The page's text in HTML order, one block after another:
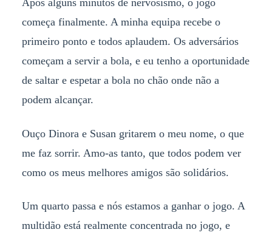
começa finalmente. A minha equipa recebe o
primeiro ponto e todos aplaudem. Os adversários
começam a servir a bola, e eu tenho a oportunidade
de saltar e espetar a bola no chão onde não a
podem alcançar.
Ouço Dinora e Susan gritarem o meu nome, o que
me faz sorrir. Amo-as tanto, que todos podem ver
como os meus melhores amigos são solidários.
Um quarto passa e nós estamos a ganhar o jogo. A
multidão está realmente concentrada no jogo, e